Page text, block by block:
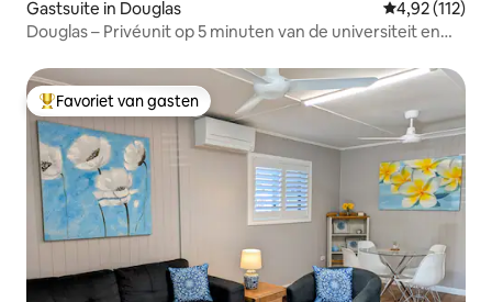
Gastsuite in Douglas Gemiddelde
4,92 (112)
Douglas – Privéunit op 5 minuten van de universiteit en
Topfavoriet van gasten
Favoriet van gasten